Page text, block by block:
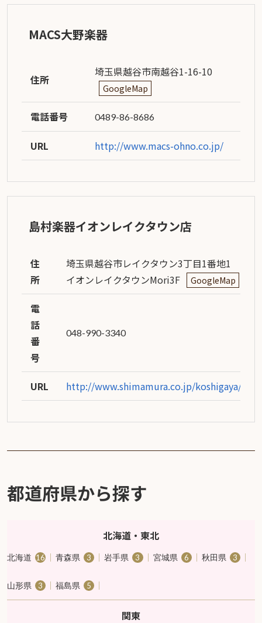
MACS大野楽器
住所
埼玉県越谷市南越谷1-16-10
GoogleMap
電話番号 0489-86-8686
URL http://www.macs-ohno.co.jp/
島村楽器イオンレイクタウン店
住
所
埼玉県越谷市レイクタウン3丁目1番地1
イオンレイクタウンMori3F
GoogleMap
電
話
番
号
048-990-3340
URL http://www.shimamura.co.jp/koshigaya/
都道府県から探す
北海道・東北
北海道 16 青森県 3 岩手県 3 宮城県 6 秋田県 3
山形県 3 福島県 5
関東